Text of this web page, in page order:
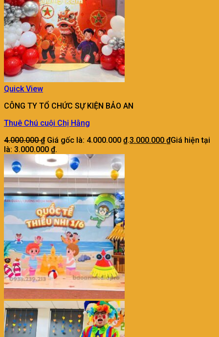
Quick View
CÔNG TY TỔ CHỨC SỰ KIỆN BẢO AN
Thuê Chú cuội Chị Hằng
4.000.000₫ Giá gốc là: 4.000.000 ₫.3.000.000 ₫Giá hiện tại
là: 3.000.000 ₫.